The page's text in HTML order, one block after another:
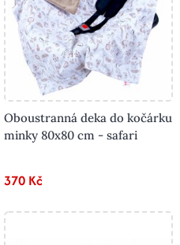
Oboustranná deka do kočárku
minky 80x80 cm - safari
370 Kč